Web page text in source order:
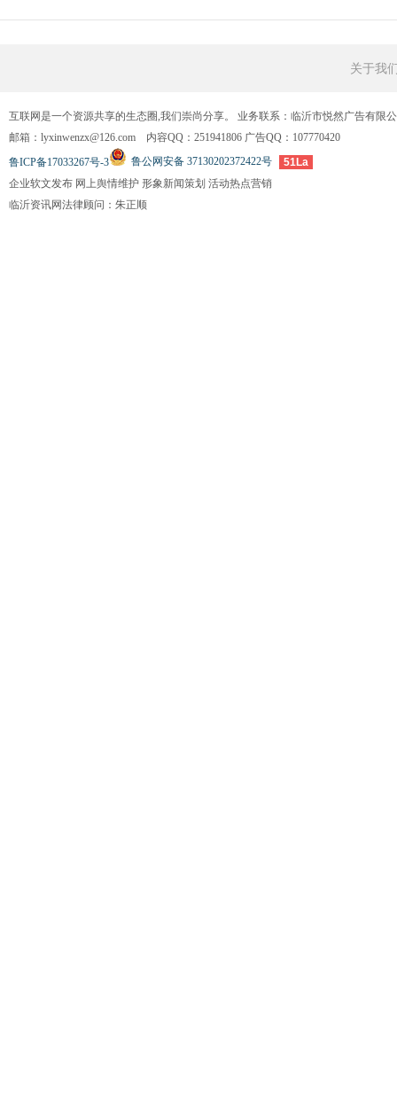
关于我
互联网是一个资源共享的生态圈,我们崇尚分享。 业务联系：临沂市悦然广告有限
邮箱：lyxinwenzx@126.com 内容QQ：251941806 广告QQ：107770420
鲁ICP备17033267号-3
鲁公网安备 37130202372422号
51La
企业软文发布 网上舆情维护 形象新闻策划 活动热点营销
临沂资讯网法律顾问：朱正顺